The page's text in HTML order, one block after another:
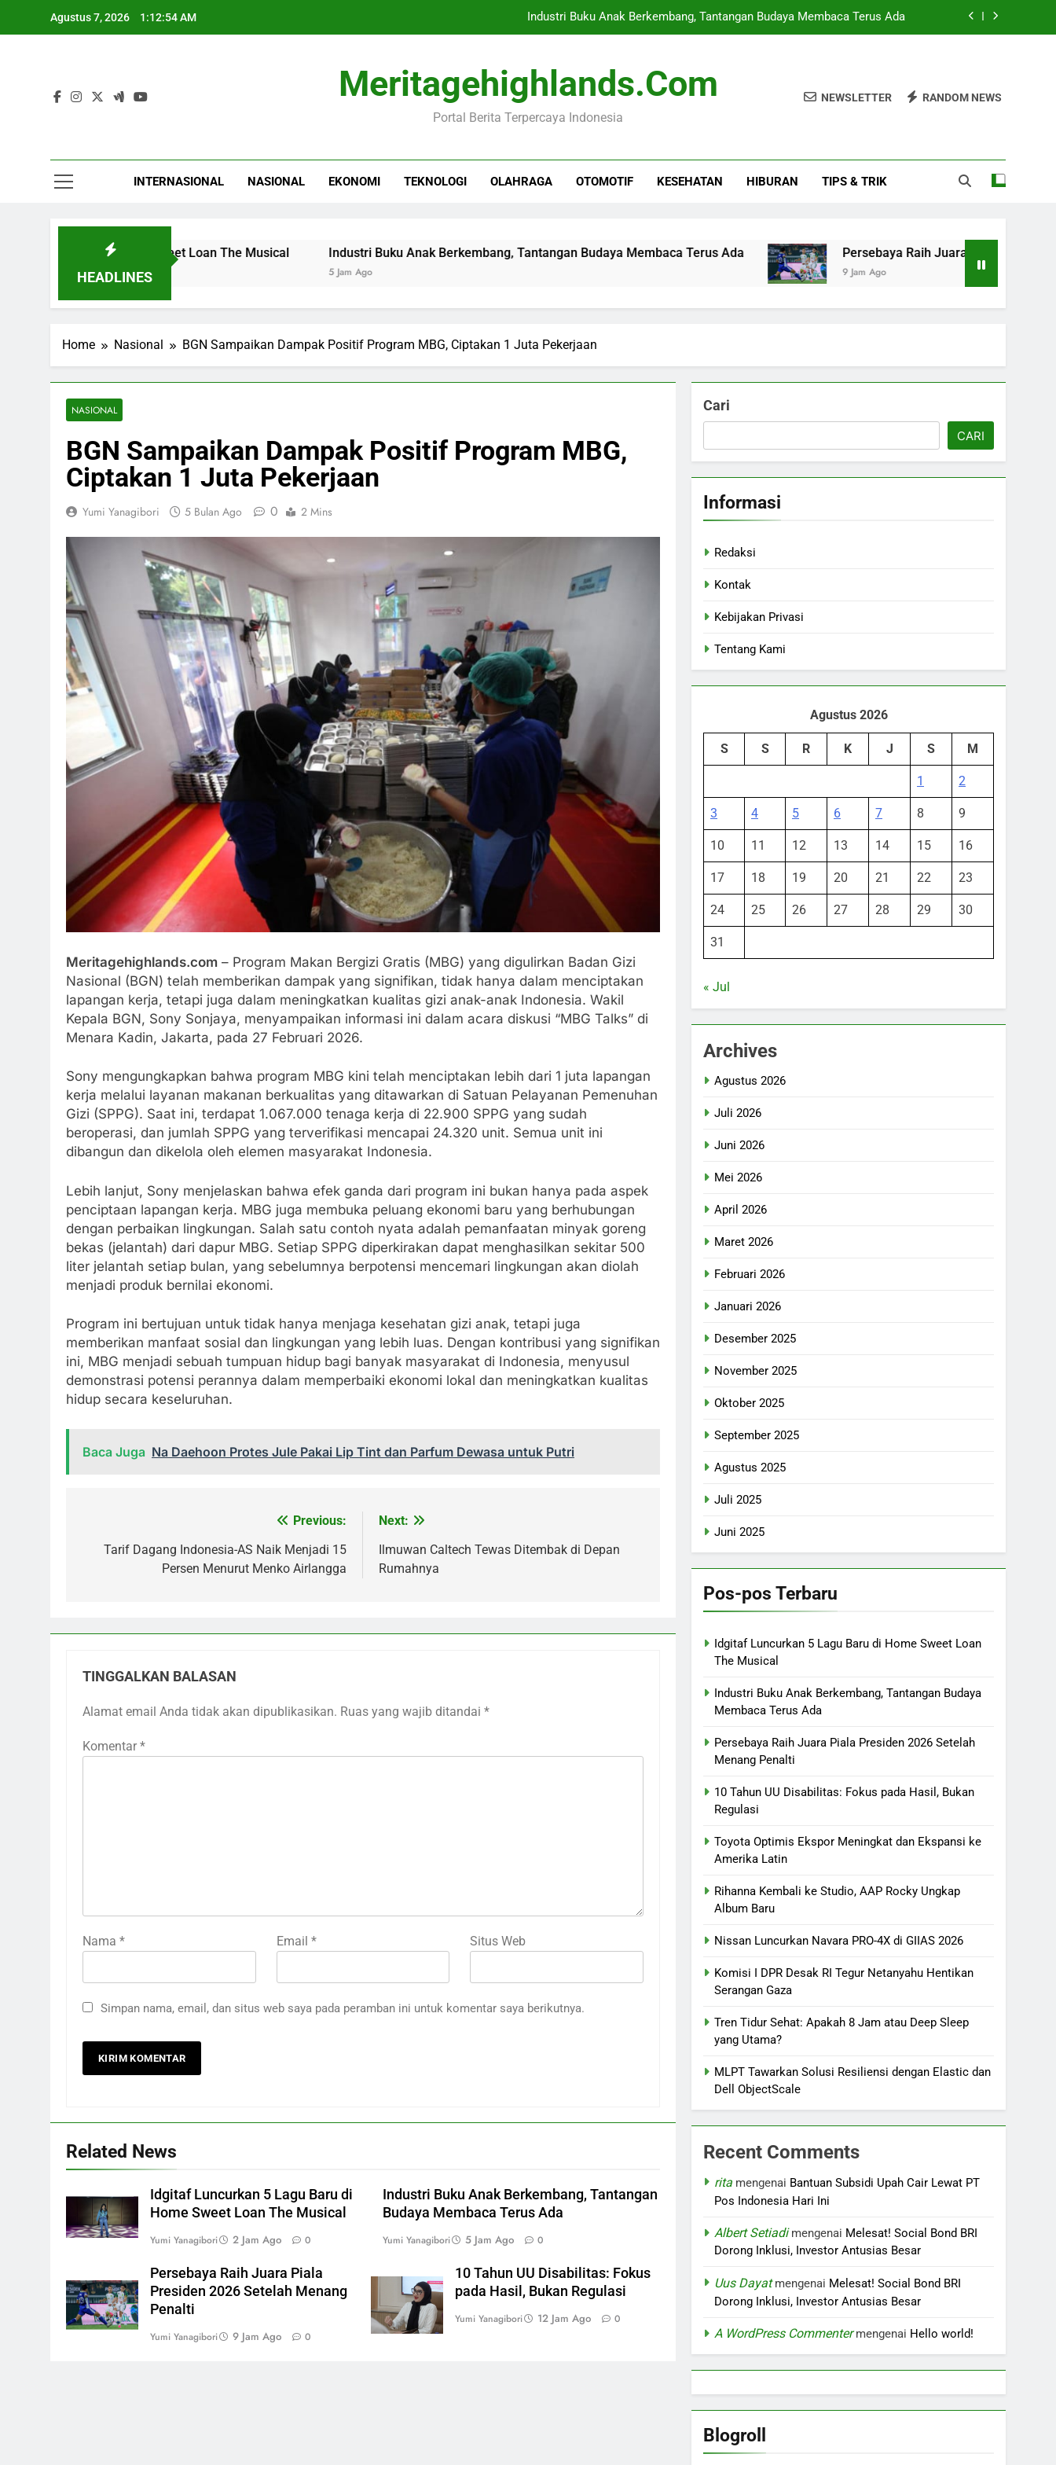
Agustus 7, 2026 1:12:55 AM Industri Buku Anak Berkembang, Tantangan Budaya Membaca Terus Ada
10 Tahun UU Disabilitas: Fokus pada Hasil, Bukan Regulasi
Idgitaf Luncurkan 5 Lagu Baru di Home Sweet Loan The Musical
Persebaya Raih Juara Piala Presiden 2026 Setelah Menang Penalti
Meritagehighlands.com
Portal Berita Terpercaya Indonesia
NEWSLETTER RANDOM NEWS
INTERNASIONAL NASIONAL EKONOMI TEKNOLOGI OLAHRAGA OTOMOTIF KESEHATAN HIBURAN TIPS & TRIK
HEADLINES
di Home Sweet Loan The Musical Industri Buku Anak Berkembang, Tantangan Budaya Membaca Terus Ada Persebaya Raih Juara Piala Presiden 2026
9 Jam Ago
Home Nasional BGN Sampaikan Dampak Positif Program MBG, Ciptakan 1 Juta Pekerjaan
NASIONAL
BGN Sampaikan Dampak Positif Program MBG,
Ciptakan 1 Juta Pekerjaan
Yumi Yanagibori 5 Bulan Ago 0 2 Mins
Meritagehighlands.com – Program Makan Bergizi Gratis (MBG) yang digulirkan Badan Gizi
Nasional (BGN) telah memberikan dampak yang signifikan, tidak hanya dalam menciptakan
lapangan kerja, tetapi juga dalam meningkatkan kualitas gizi anak-anak Indonesia. Wakil
Kepala BGN, Sony Sonjaya, menyampaikan informasi ini dalam acara diskusi “MBG Talks” di
Menara Kadin, Jakarta, pada 27 Februari 2026.
Sony mengungkapkan bahwa program MBG kini telah menciptakan lebih dari 1 juta lapangan
kerja melalui layanan makanan berkualitas yang ditawarkan di Satuan Pelayanan Pemenuhan
Gizi (SPPG). Saat ini, terdapat 1.067.000 tenaga kerja di 22.900 SPPG yang sudah
beroperasi, dan jumlah SPPG yang terverifikasi mencapai 24.320 unit. Semua unit ini
dibangun dan dikelola oleh elemen masyarakat Indonesia.
Lebih lanjut, Sony menjelaskan bahwa efek ganda dari program ini bukan hanya pada aspek
penciptaan lapangan kerja. MBG juga membuka peluang ekonomi baru yang berhubungan
dengan perbaikan lingkungan. Salah satu contoh nyata adalah pemanfaatan minyak goreng
bekas (jelantah) dari dapur MBG. Setiap SPPG diperkirakan dapat menghasilkan sekitar 500
liter jelantah setiap bulan, yang sebelumnya berpotensi mencemari lingkungan akan diolah
menjadi produk bernilai ekonomi.
Program ini bertujuan untuk tidak hanya menjaga kesehatan gizi anak, tetapi juga
memberikan manfaat sosial dan lingkungan yang lebih luas. Dengan kontribusi yang signifikan
ini, MBG menjadi sebuah tumpuan hidup bagi banyak masyarakat di Indonesia, menyusul
demonstrasi potensi perannya dalam memperbaiki ekonomi lokal dan meningkatkan kualitas
hidup secara keseluruhan.
Baca Juga Na Daehoon Protes Jule Pakai Lip Tint dan Parfum Dewasa untuk Putri
pos
Previous:
Tarif Dagang Indonesia-AS Naik Menjadi 15
Persen Menurut Menko Airlangga
Next:
Ilmuwan Caltech Tewas Ditembak di Depan
Rumahnya
TINGGALKAN BALASAN
Alamat email Anda tidak akan dipublikasikan. Ruas yang wajib ditandai *
Komentar *
Nama * Email * Situs Web
Simpan nama, email, dan situs web saya pada peramban ini untuk komentar saya berikutnya.
Related News
Idgitaf Luncurkan 5 Lagu Baru di
Home Sweet Loan The Musical
Yumi Yanagibori 2 Jam Ago 0
Industri Buku Anak Berkembang, Tantangan
Budaya Membaca Terus Ada
Yumi Yanagibori 5 Jam Ago 0
Persebaya Raih Juara Piala
Presiden 2026 Setelah Menang
Penalti
Yumi Yanagibori 9 Jam Ago 0
10 Tahun UU Disabilitas: Fokus
pada Hasil, Bukan Regulasi
Yumi Yanagibori 12 Jam Ago 0
Cari
CARI
Informasi
Redaksi
Kontak
Kebijakan Privasi
Tentang Kami
Agustus 2026
S S R K J S M
1 2
3 4 5 6 7 8 9
10 11 12 13 14 15 16
17 18 19 20 21 22 23
24 25 26 27 28 29 30
31
« Jul
Archives
Agustus 2026
Juli 2026
Juni 2026
Mei 2026
April 2026
Maret 2026
Februari 2026
Januari 2026
Desember 2025
November 2025
Oktober 2025
September 2025
Agustus 2025
Juli 2025
Juni 2025
Pos-pos Terbaru
Idgitaf Luncurkan 5 Lagu Baru di Home Sweet Loan
The Musical
Industri Buku Anak Berkembang, Tantangan Budaya
Membaca Terus Ada
Persebaya Raih Juara Piala Presiden 2026 Setelah
Menang Penalti
10 Tahun UU Disabilitas: Fokus pada Hasil, Bukan
Regulasi
Toyota Optimis Ekspor Meningkat dan Ekspansi ke
Amerika Latin
Rihanna Kembali ke Studio, AAP Rocky Ungkap
Album Baru
Nissan Luncurkan Navara PRO-4X di GIIAS 2026
Komisi I DPR Desak RI Tegur Netanyahu Hentikan
Serangan Gaza
Tren Tidur Sehat: Apakah 8 Jam atau Deep Sleep
yang Utama?
MLPT Tawarkan Solusi Resiliensi dengan Elastic dan
Dell ObjectScale
Recent Comments
rita mengenai Bantuan Subsidi Upah Cair Lewat PT
Pos Indonesia Hari Ini
Albert Setiadimengenai Melesat! Social Bond BRI
Dorong Inklusi, Investor Antusias Besar
Uus Dayatmengenai Melesat! Social Bond BRI
Dorong Inklusi, Investor Antusias Besar
A WordPress Commentermengenai Hello world!
Blogroll